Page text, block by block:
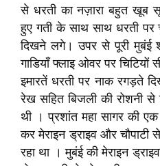
से धरती का नज़ारा बहुत खूब
हुए गती के साथ साथ धरती
दिखने लगे। उपर से पूरी मुबंई
गाडियाँ फ्लाइ ओवर पर
इमारतें धरती पर नाक रगड़ते
रेख सहित बिजली की रोशनी
थी । प्रशांत महा सागर की
कर मेराइन ड्राइव और
रहा था । मुबंई की मेराइन